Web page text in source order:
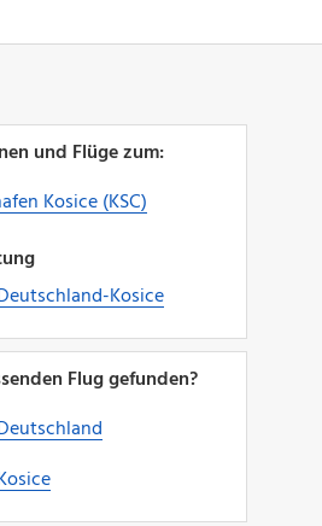
und Flüge zum:
Kosice (KSC)
Kosice
Flug gefunden?